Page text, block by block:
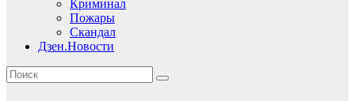
Криминал
Пожары
Скандал
Дзен.Новости